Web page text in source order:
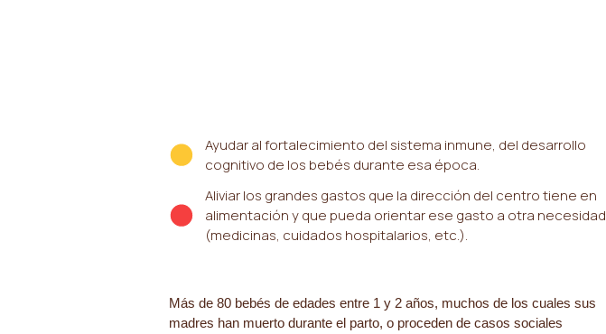
Ayudar al fortalecimiento del sistema inmune, del desarrollo
cognitivo de los bebés durante esa época.
Aliviar los grandes gastos que la dirección del centro tiene en
alimentación y que pueda orientar ese gasto a otra necesidad
(medicinas, cuidados hospitalarios, etc.).
Más de 80 bebés de edades entre 1 y 2 años, muchos de los cuales sus
madres han muerto durante el parto, o proceden de casos sociales